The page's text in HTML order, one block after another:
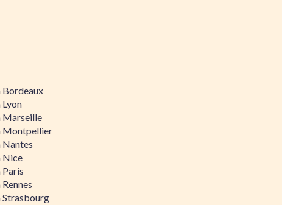
Bordeaux
Lyon
Marseille
Montpellier
Nantes
Nice
Paris
Strasbourg